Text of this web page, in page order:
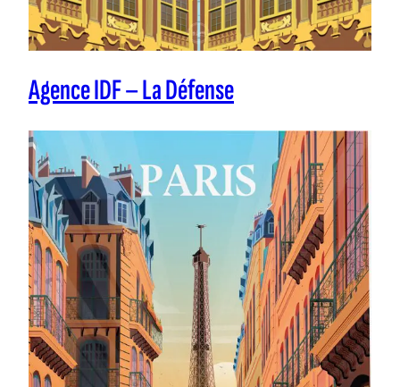
Agence IDF – La Défense